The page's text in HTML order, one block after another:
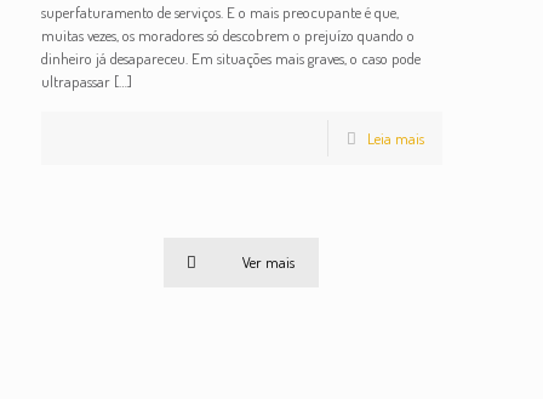
superfaturamento de serviços. E o mais preocupante é que,
muitas vezes, os moradores só descobrem o prejuízo quando o
dinheiro já desapareceu. Em situações mais graves, o caso pode
ultrapassar[…]
Leia mais
Ver mais